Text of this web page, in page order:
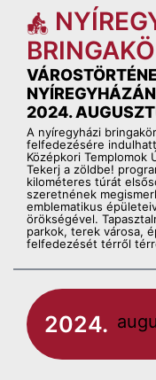
NYÍREGYHÁZÁN
2024.
A nyíregyházi
felfedezésére
Középkori Templomok
Tekerj a zöldbe!
kilométeres túrát
szeretnének
emblematikus
örökségével.
parkok, terek városa,
felfedezését térről
2024.